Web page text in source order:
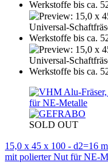
SOLD OUT
15,0 x 45 x 100 - d2=16
mit polierter Nut für NE-